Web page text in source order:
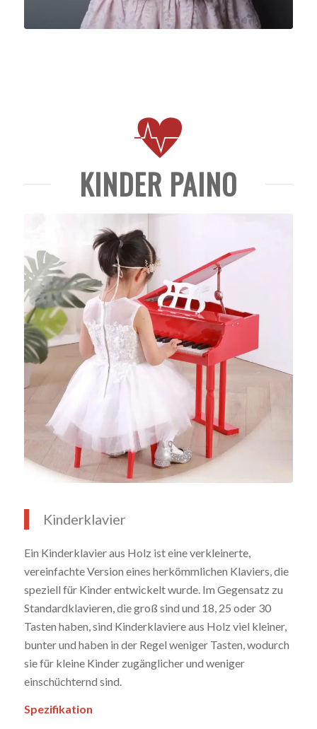
KINDER PAINO
Kinderklavier
Ein Kinderklavier aus Holz ist eine verkleinerte,
vereinfachte Version eines herkömmlichen Klaviers, die
speziell für Kinder entwickelt wurde. Im Gegensatz zu
Standardklavieren, die groß sind und 18, 25 oder 30
Tasten haben, sind Kinderklaviere aus Holz viel kleiner,
bunter und haben in der Regel weniger Tasten, wodurch
sie für kleine Kinder zugänglicher und weniger
einschüchternd sind.
Spezifikation